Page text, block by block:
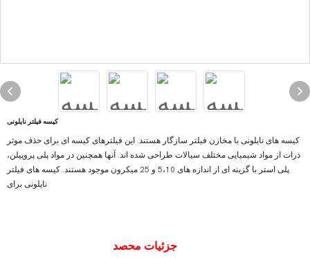
کیسه فیلتر نایلونی
کیسه های نایلونی با مخازن فیلتر سازگار هستند. این فیلترهای کیسه ای برای حذف موثر
ذرات از مواد شیمیایی مختلف سیالات طراحی شده اند. آنها همچنین در مواد پلی پروپیلن،
پلی استر با گزینه ای از اندازه های 5،10 و 25 میکرون موجود هستند. کیسه های فیلتر
نایلونی برای
جزئیات محصد